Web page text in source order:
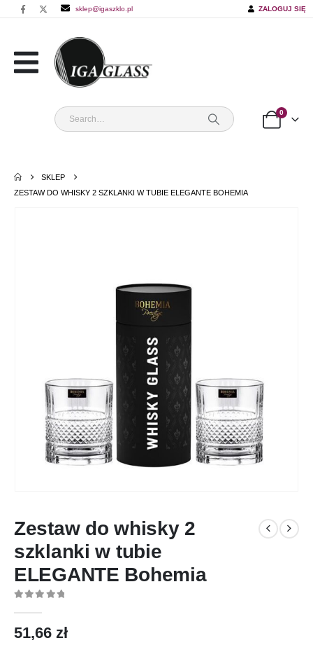
sklep@igaszklo.pl ZALOGUJ SIĘ
0
SKLEP
ZESTAW DO WHISKY 2 SZKLANKI W TUBIE ELEGANTE BOHEMIA
Zestaw do whisky 2
szklanki w tubie
ELEGANTE Bohemia
51,66 zł